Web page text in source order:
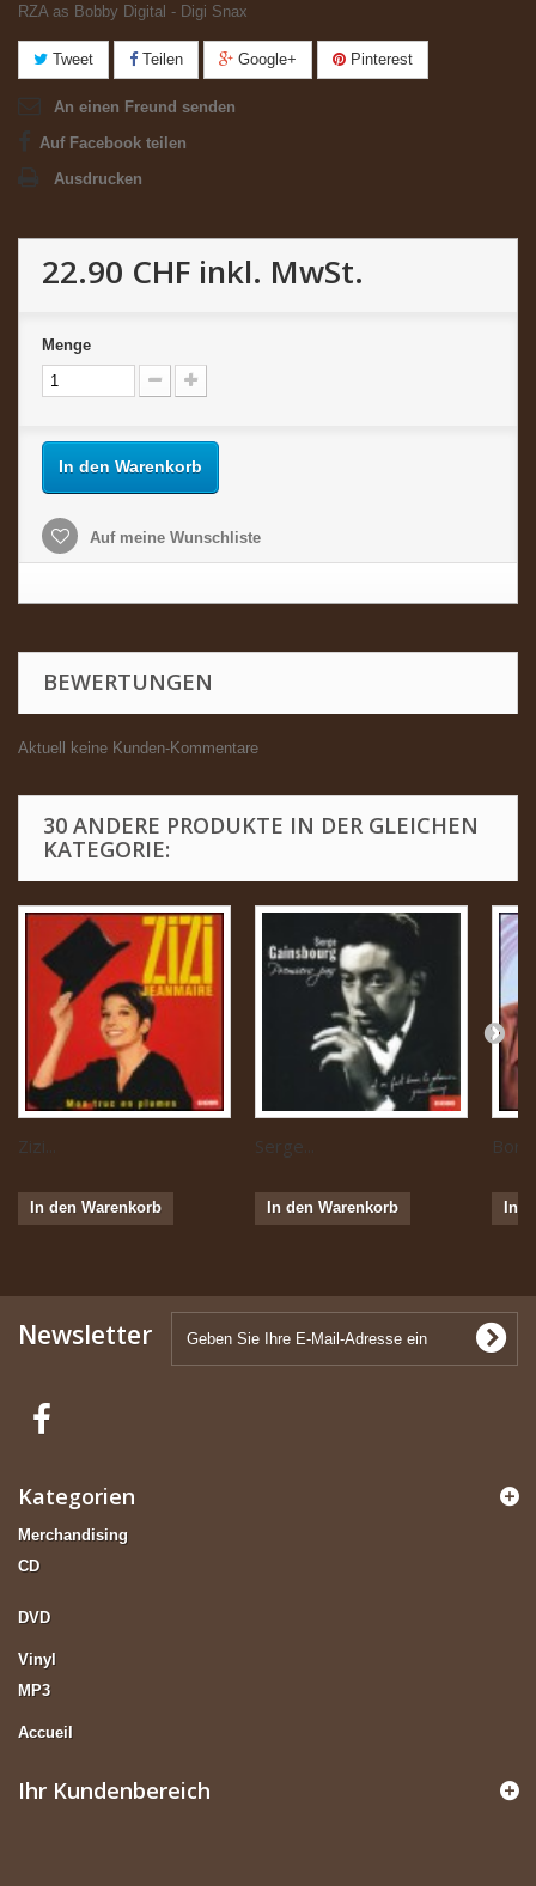
RZA as Bobby Digital - Digi Snax
Tweet Teilen Google+ Pinterest
An einen Freund senden
Auf Facebook teilen
Ausdrucken
22.90 CHF inkl. MwSt.
Menge
In den Warenkorb
Auf meine Wunschliste
BEWERTUNGEN
Aktuell keine Kunden-Kommentare
30 ANDERE PRODUKTE IN DER GLEICHEN
KATEGORIE:
Zizi...
In den Warenkorb
Serge...
In den Warenkorb In
Newsletter
Kategorien
Merchandising
CD
DVD
Vinyl
MP3
Accueil
Ihr Kundenbereich